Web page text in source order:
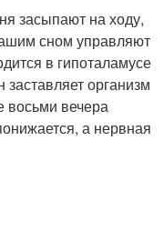
засыпают на ходу,
сном управляют
в гипоталамусе
организм
восьми вечера
а нервная